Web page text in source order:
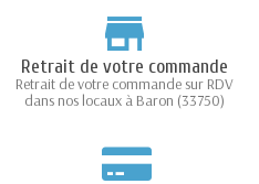
Retrait de votre commande
Retrait de votre commande sur RDV
dans nos locaux à Baron (33750)